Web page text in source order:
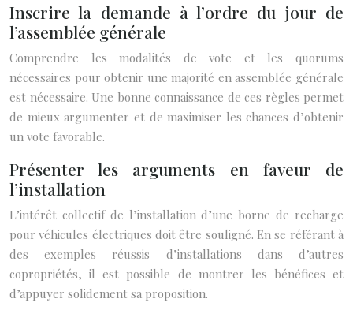
Inscrire la demande à l’ordre du jour de
l’assemblée générale
Comprendre les modalités de vote et les quorums
nécessaires pour obtenir une majorité en assemblée générale
est nécessaire. Une bonne connaissance de ces règles permet
de mieux argumenter et de maximiser les chances d’obtenir
un vote favorable.
Présenter les arguments en faveur de
l’installation
L’intérêt collectif de l’installation d’une borne de recharge
pour véhicules électriques doit être souligné. En se référant à
des exemples réussis d’installations dans d’autres
copropriétés, il est possible de montrer les bénéfices et
d’appuyer solidement sa proposition.